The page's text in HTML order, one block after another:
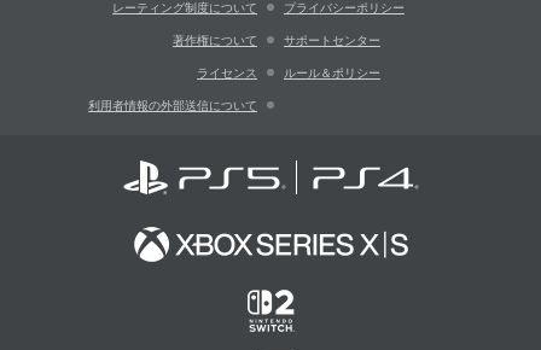
レーティング制度について プライバシーポリシー
著作権について サポートセンター
ライセンス ルール＆ポリシー
利用者情報の外部送信について